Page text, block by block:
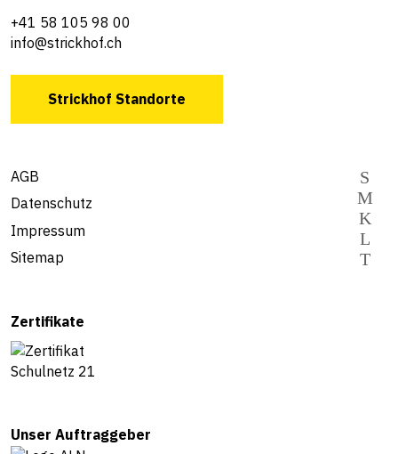
+41 58 105 98 00
info@strickhof.ch
Strickhof Standorte
AGB
Datenschutz
Impressum
Sitemap
Zertifikate
Unser Auftraggeber